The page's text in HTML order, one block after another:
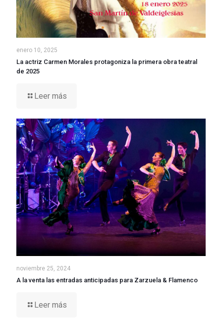
enero 10, 2025
La actriz Carmen Morales protagoniza la primera obra teatral
de 2025
Leer más
noviembre 25, 2024
A la venta las entradas anticipadas para Zarzuela & Flamenco
Leer más